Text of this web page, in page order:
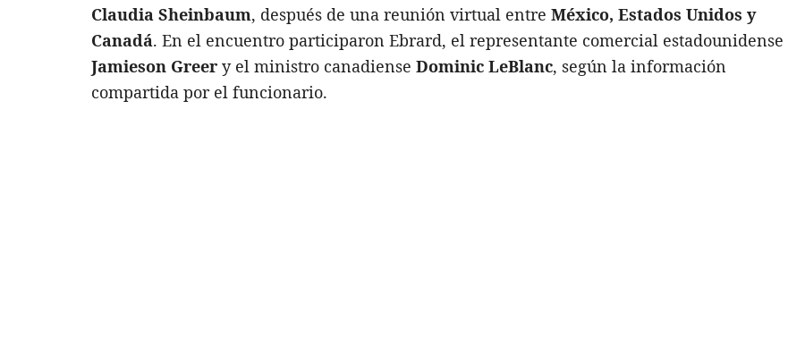
Claudia Sheinbaum, después de una reunión virtual entre México, Estados Unidos y
Canadá. En el encuentro participaron Ebrard, el representante comercial estadounidense
Jamieson Greer y el ministro canadiense Dominic LeBlanc, según la información
compartida por el funcionario.